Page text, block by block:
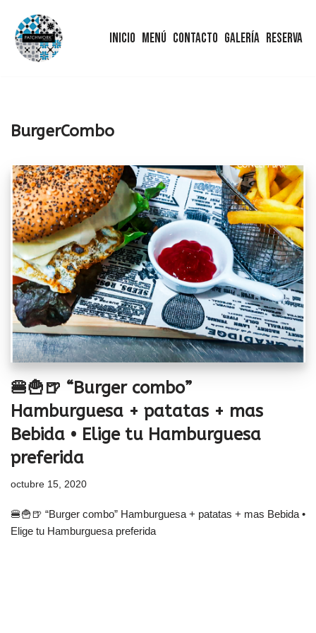
Saltar
Inicio Menú Contacto Galería Reserva
BurgerCombo
🍔🍟🍺 “Burger combo”
Hamburguesa + patatas + mas
Bebida • Elige tu Hamburguesa
preferida
octubre 15, 2020
🍔🍟🍺 “Burger combo” Hamburguesa + patatas + mas Bebida •
Elige tu Hamburguesa preferida